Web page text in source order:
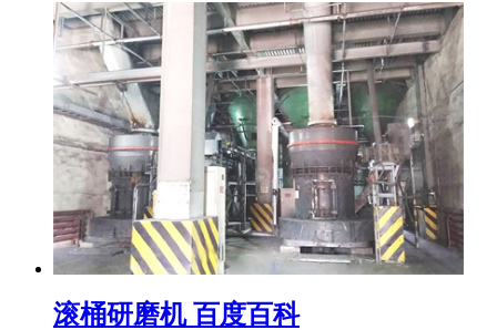
滚桶研磨机 百度百科